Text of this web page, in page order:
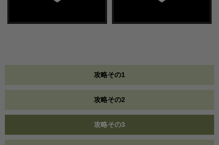
攻略その1
攻略その2
攻略その3